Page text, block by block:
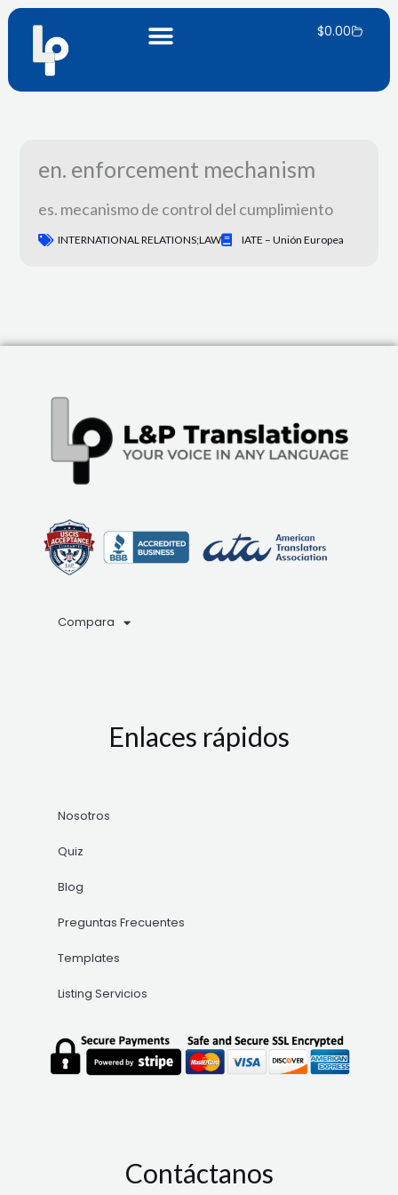
contenido
$0.00Carrito
en. enforcement mechanism
es. mecanismo de control del cumplimiento
INTERNATIONAL RELATIONS;LAW IATE – Unión Europea
Compara
Enlaces rápidos
Nosotros
Quiz
Blog
Preguntas Frecuentes
Templates
Listing Servicios
Contáctanos